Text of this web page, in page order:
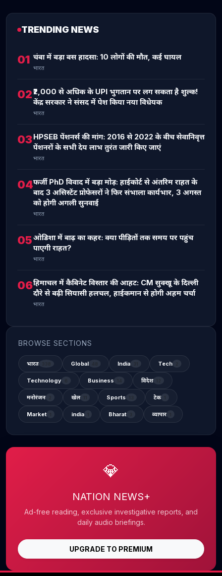
TRENDING NEWS
01 चंबा में बड़ा बस हादसा: 10 लोगों की मौत, कई घायल
भारत
02₹2,000 से अधिक के UPI भुगतान पर लग सकता है शुल्क!
केंद्र सरकार ने संसद में पेश किया नया विधेयक
भारत
03HPSEB पेंशनर्स की मांग: 2016 से 2022 के बीच सेवानिवृत्त
पेंशनरों के सभी देय लाभ तुरंत जारी किए जाएं
भारत
04फर्जी PhD विवाद में बड़ा मोड़: हाईकोर्ट से अंतरिम राहत के
बाद 3 असिस्टेंट प्रोफेसरों ने फिर संभाला कार्यभार, 3 अगस्त
को होगी अगली सुनवाई
भारत
05ओडिशा में बाढ़ का कहर: क्या पीड़ितों तक समय पर पहुंच
पाएगी राहत?
भारत
06हिमाचल में कैबिनेट विस्तार की आहट: CM सुक्खू के दिल्ली
दौरे से बढ़ी सियासी हलचल, हाईकमान से होगी अहम चर्चा
भारत
BROWSE SECTIONS
भारत Global India Tech
Technology Business विदेश
मनोरंजन खेल Sports टेक
Market india Bharat व्यापार
💎
NATION NEWS+
Ad-free reading, exclusive investigative reports, and
daily audio briefings.
UPGRADE TO PREMIUM